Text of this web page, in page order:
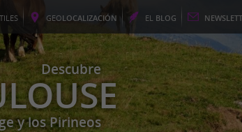
GEOLOCALIZACIÓN EL BLOG
Descubre
y los Pirineos